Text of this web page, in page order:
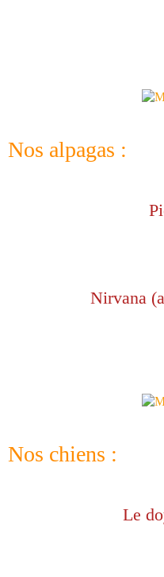
Nos alpagas :
Nirvana
Nos chiens :
Le